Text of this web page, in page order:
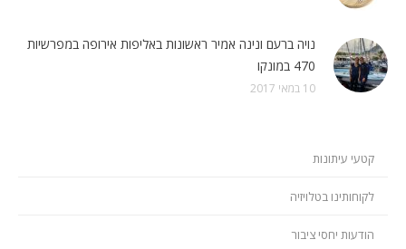
נויה ברעם ונינה אמיר ראשונות באליפות אירופה במפרשיות
470 במונקו
10 במאי 2017
קטעי עיתונות
לקוחותינו בטלויזיה
הודעות יחסי ציבור